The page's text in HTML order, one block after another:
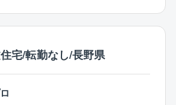
場へ行き、細部にわたるチェック
ます。
すが、意見を出し合いいいものを
】
宅/転勤なし/長野県